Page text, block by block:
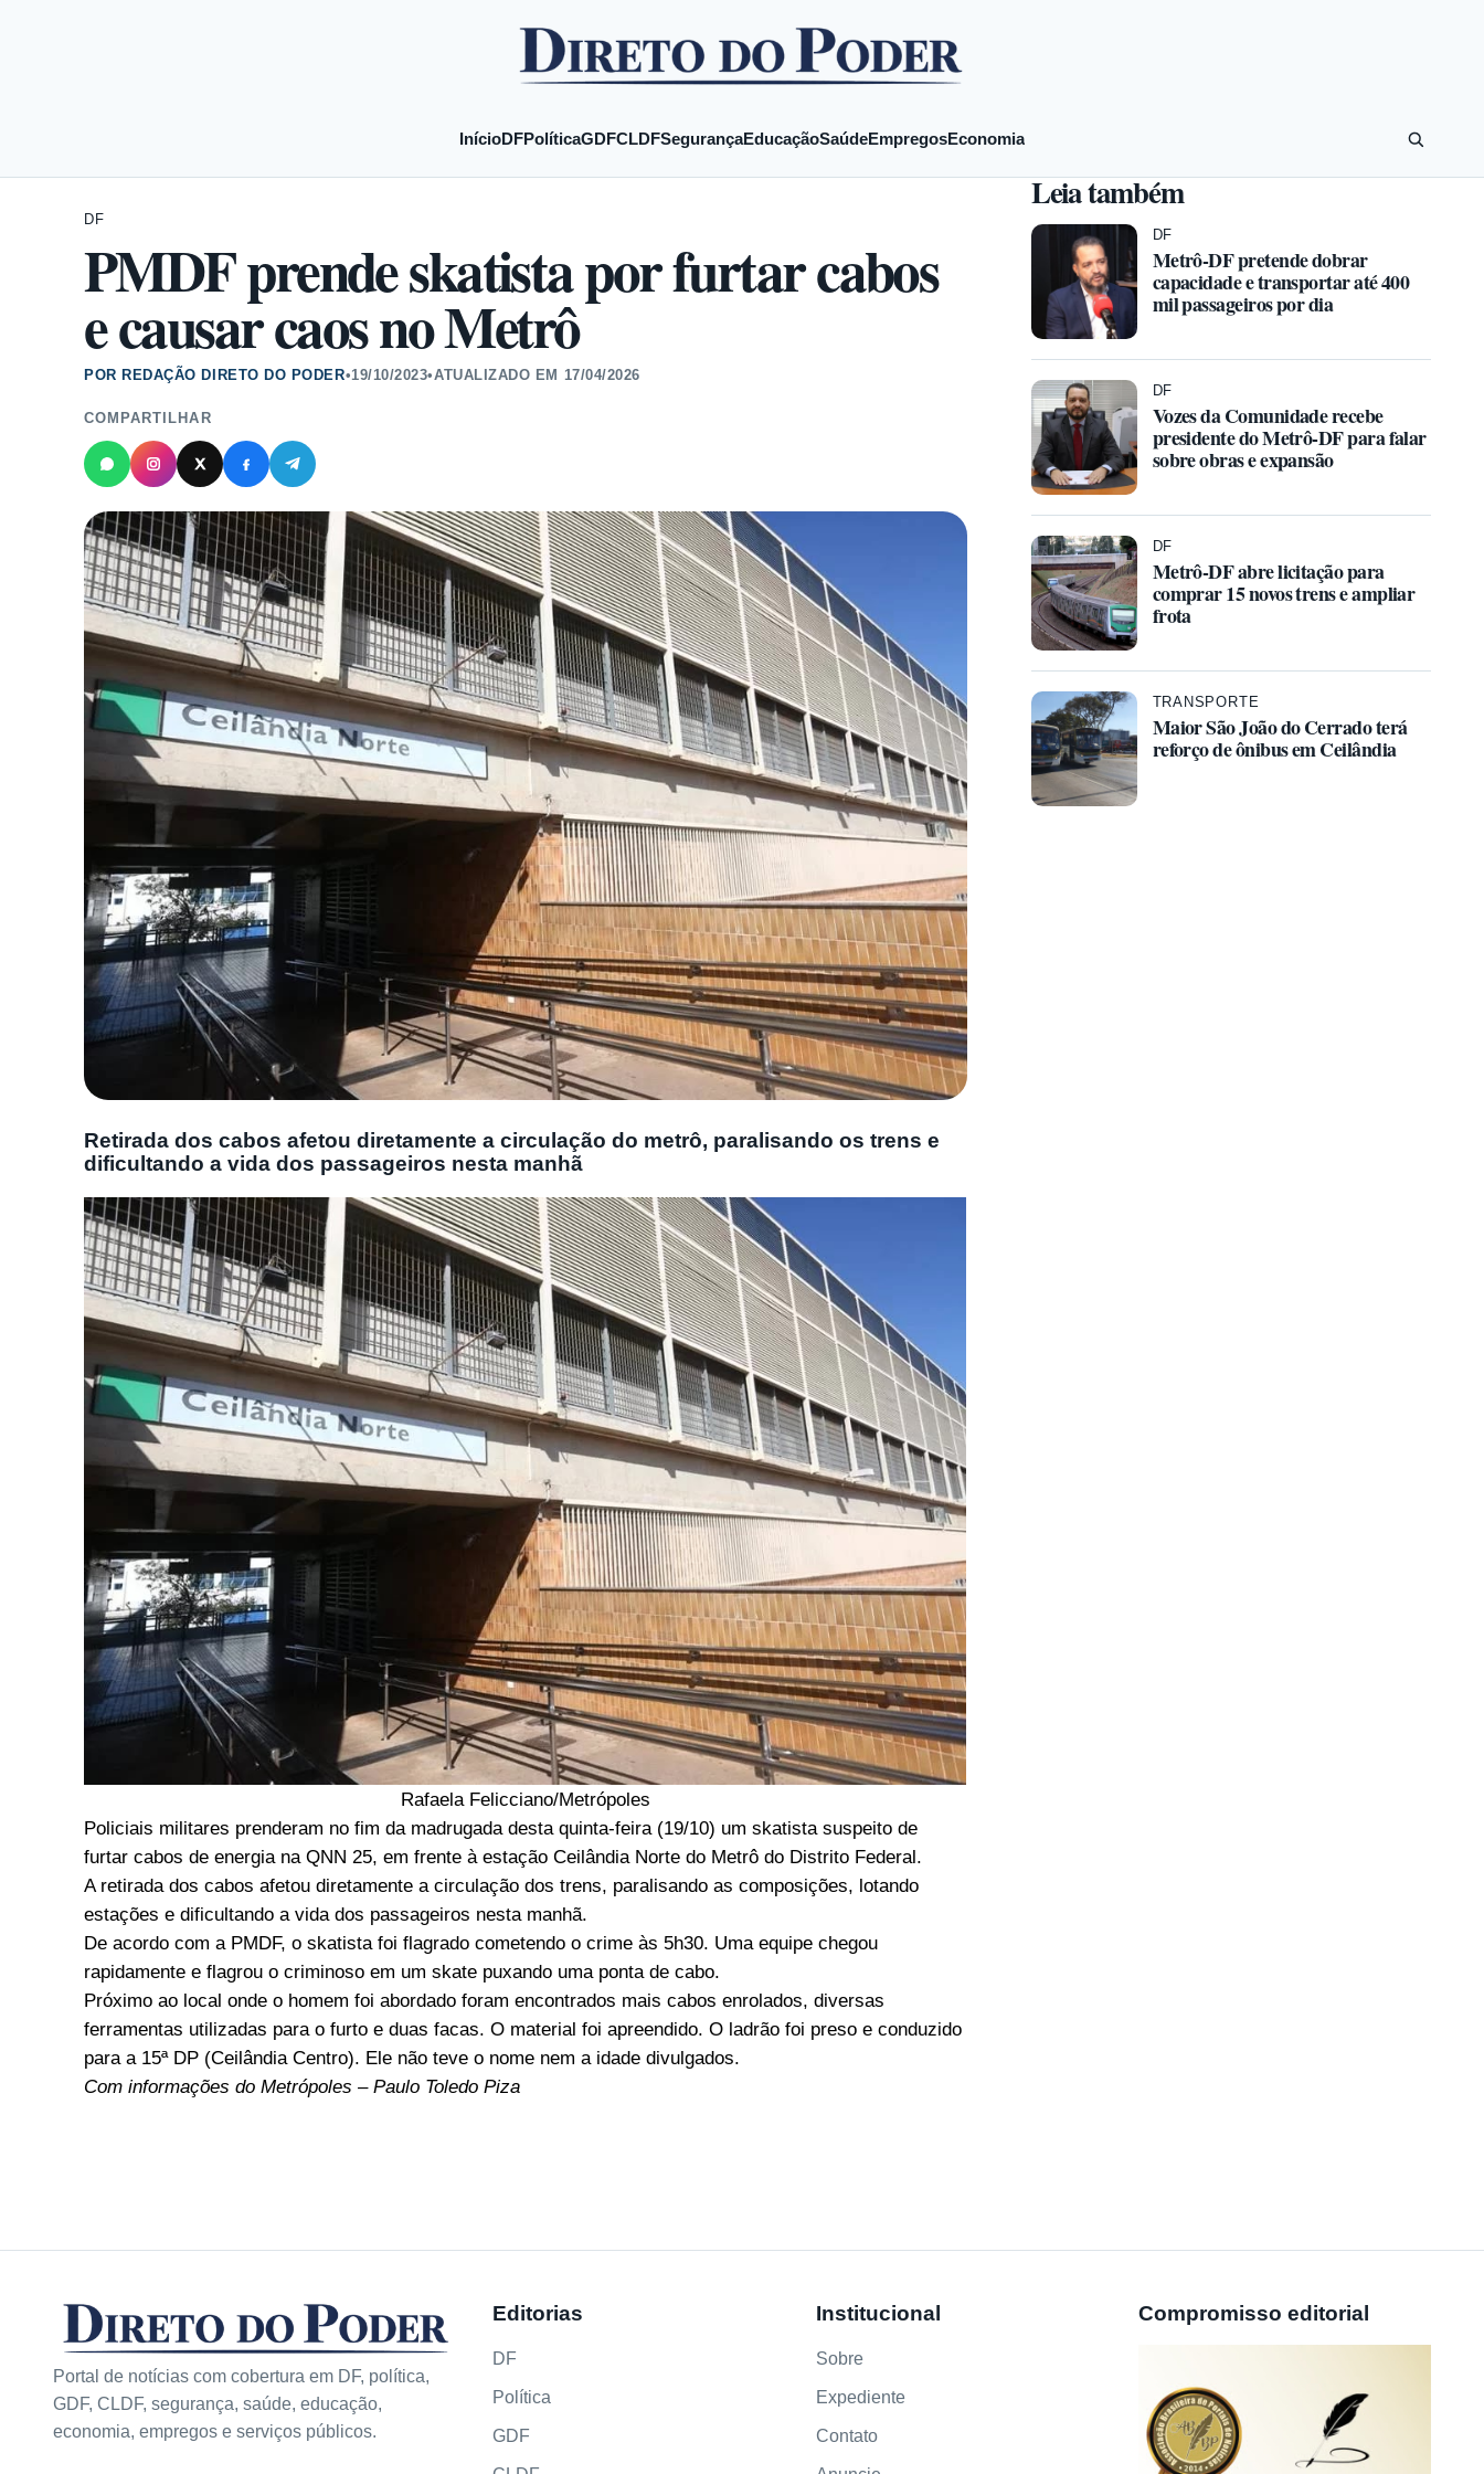
InícioDFPolíticaGDFCLDFSegurançaEducaçãoSaúdeEmpregosEconomia
DF
PMDF prende skatista por furtar cabos
e causar caos no Metrô
POR REDAÇÃO DIRETO DO PODER•19/10/2023•ATUALIZADO EM 17/04/2026
COMPARTILHAR
Retirada dos cabos afetou diretamente a circulação do metrô, paralisando os trens e
dificultando a vida dos passageiros nesta manhã
Rafaela Felicciano/Metrópoles
Policiais militares prenderam no fim da madrugada desta quinta-feira (19/10) um skatista suspeito de
furtar cabos de energia na QNN 25, em frente à estação Ceilândia Norte do Metrô do Distrito Federal.
A retirada dos cabos afetou diretamente a circulação dos trens, paralisando as composições, lotando
estações e dificultando a vida dos passageiros nesta manhã.
De acordo com a PMDF, o skatista foi flagrado cometendo o crime às 5h30. Uma equipe chegou
rapidamente e flagrou o criminoso em um skate puxando uma ponta de cabo.
Próximo ao local onde o homem foi abordado foram encontrados mais cabos enrolados, diversas
ferramentas utilizadas para o furto e duas facas. O material foi apreendido. O ladrão foi preso e conduzido
para a 15ª DP (Ceilândia Centro). Ele não teve o nome nem a idade divulgados.
Com informações do Metrópoles – Paulo Toledo Piza
Leia também
DF
Metrô-DF pretende dobrar
capacidade e transportar até 400
mil passageiros por dia
DF
Vozes da Comunidade recebe
presidente do Metrô-DF para falar
sobre obras e expansão
DF
Metrô-DF abre licitação para
comprar 15 novos trens e ampliar
frota
TRANSPORTE
Maior São João do Cerrado terá
reforço de ônibus em Ceilândia
Portal de notícias com cobertura em DF, política,
GDF, CLDF, segurança, saúde, educação,
economia, empregos e serviços públicos.
Editorias
DF
Política
GDF
Institucional
Sobre
Expediente
Contato
Compromisso editorial